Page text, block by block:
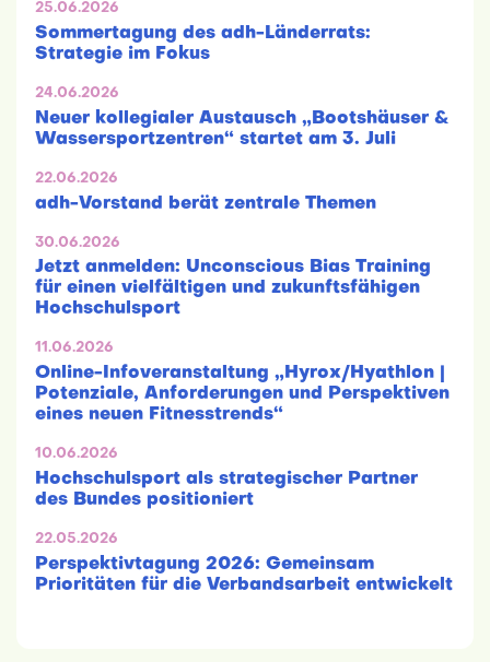
25.06.2026
Sommertagung des adh-Länderrats:
Strategie im Fokus
24.06.2026
Neuer kollegialer Austausch „Bootshäuser &
Wassersportzentren“ startet am 3. Juli
22.06.2026
adh-Vorstand berät zentrale Themen
30.06.2026
Jetzt anmelden: Unconscious Bias Training
für einen vielfältigen und zukunftsfähigen
Hochschulsport
11.06.2026
Online-Infoveranstaltung „Hyrox/Hyathlon |
Potenziale, Anforderungen und Perspektiven
eines neuen Fitnesstrends“
10.06.2026
Hochschulsport als strategischer Partner
des Bundes positioniert
22.05.2026
Perspektivtagung 2026: Gemeinsam
Prioritäten für die Verbandsarbeit entwickelt